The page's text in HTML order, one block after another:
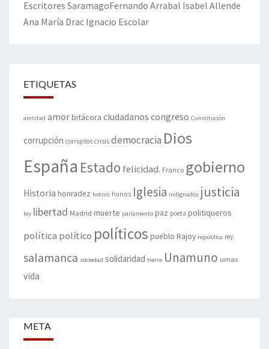
Escritores SaramagoFernando Arrabal Isabel Allende
Ana María Drac Ignacio Escolar
ETIQUETAS
amistad amorbitácora ciudadanos congreso Constitución
corrupción corruptos crisis democracia Dios
España Estado felicidad. Franco gobierno
Historia honradez hotros hunos Iglesia indignados justicia
ley libertad Madrid muerte parlamento paz poeta politiqueros
política político políticos pueblo Rajoy república rey
salamanca sociedad solidaridad tierra Unamuno urnas
vida
META